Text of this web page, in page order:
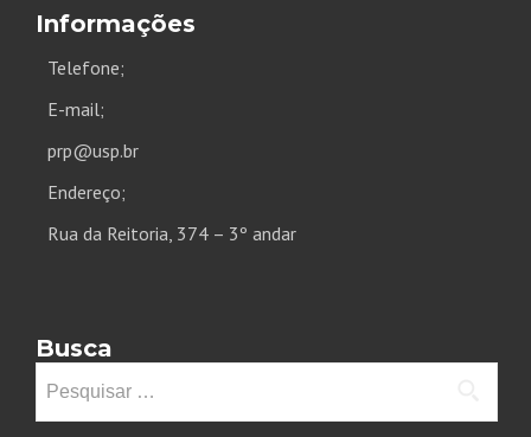
Informações
Telefone;
E-mail;
prp@usp.br
Endereço;
Rua da Reitoria, 374 – 3º andar
Busca
por: